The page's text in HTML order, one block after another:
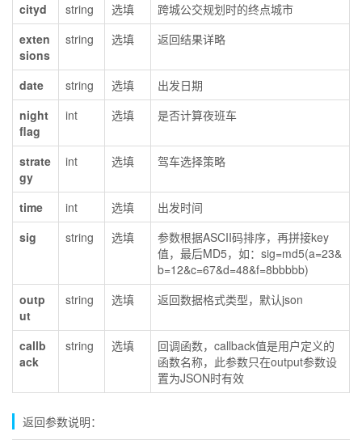
cityd
string 选填
跨城公交规划时的终点城市
exten
sions
string 选填 返回结果详略
date string 选填
出发日期
night
flag
int 选填 是否计算夜班车
strate
gy
int 选填 驾车选择策略
time int 选填
出发时间
sig
string 选填
参数根据ASCII码排序，再拼接key
值，最后MD5，如：sig=md5(a=23&
b=12&c=67&d=48&f=8bbbbb)
outp
ut
string 选填 返回数据格式类型，默认json
callb
ack
string 选填
回调函数，callback值是用户定义的
函数名称，此参数只在output参数设
置为JSON时有效
返回参数说明：